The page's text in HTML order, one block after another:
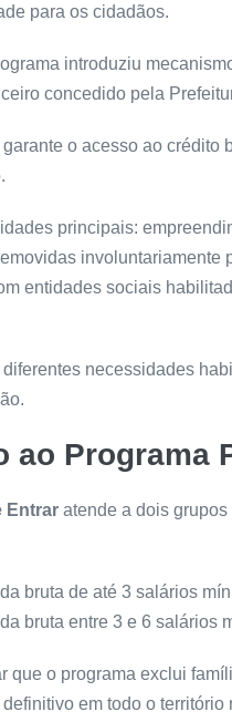
para os cidadãos.
introduziu
concedido pela
o acesso ao crédito
principais:
involuntariamente
entidades sociais
necessidades
ao Programa
Entrar atende a dois
bruta de até 3 salários
bruta entre 3 e 6 salários
que o programa exclui
em todo o